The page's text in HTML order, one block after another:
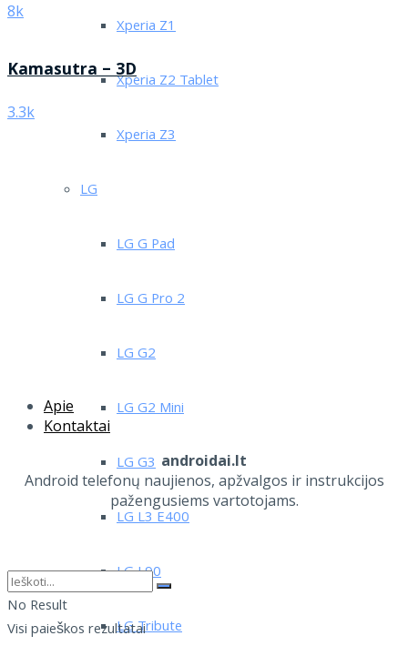
Xperia Z1
Xperia Z2 Tablet
Xperia Z3
LG
LG G Pad
LG G Pro 2
LG G2
LG G2 Mini
LG G3
LG L3 E400
LG L90
LG Tribute
8k
Kamasutra – 3D
3.3k
Apie
Kontaktai
androidai.lt
Android telefonų naujienos, apžvalgos ir instrukcijos
pažengusiems vartotojams.
No Result
Visi paieškos rezultatai